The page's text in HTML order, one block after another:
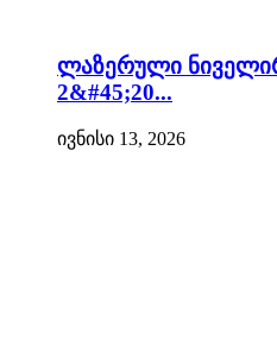
ლაზერული
2&#45;20...
ივნისი 13, 2026